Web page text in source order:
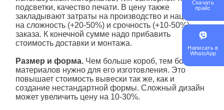
подсветки, качество печати. В цену также
закладывают затраты на производство и наценки
на сложность (+20-50%) и срочность (+10-50%)
заказа. К конечной сумме надо прибавить
стоимость доставки и монтажа.
Размер и форма.Чем больше короб, тем больше
материалов нужно для его изготовления. Это
повышает стоимость вывески так же, как и
создание нестандартной формы. Сложный дизайн
может увеличить цену на 10-30%.
Скачать
прайс
Написать в
WhatsApp